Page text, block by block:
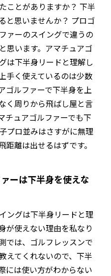
ことがありますか？ 下半
と思いませんか？ プロゴ
ァーのスイングで違うの
思います。アマチュアゴ
は下半身リードと理解し
手く使えているのは少数
ゴルファーで下半身を上
く周りから飛ばし屋と言
チュアゴルファーでも下
プロ並みはさすがに無理
距離は出せるはずです。
ーは下半身を使えな
ングは下半身リードと理
が使えない理由を私なり
では、ゴルフレッスンで
えてくれないので、下半
には使い方がわからない